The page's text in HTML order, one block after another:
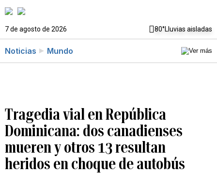
7 de agosto de 2026 80°Lluvias aisladas
Noticias Mundo
Tragedia vial en República
Dominicana: dos canadienses
mueren y otros 13 resultan
heridos en choque de autobús